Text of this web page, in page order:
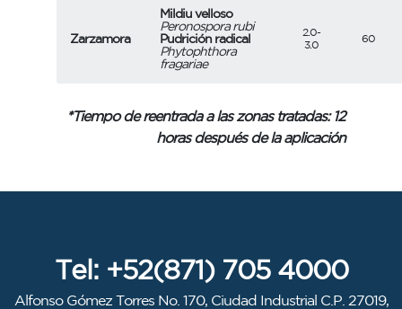
Zarzamora
Mildiu velloso
Peronospora rubi
Pudrición radical
Phytophthora
fragariae
2.0-
3.0
60
*Tiempo de reentrada a las zonas tratadas: 12
horas después de la aplicación
Tel: +52(871) 705 4000
Alfonso Gómez Torres No. 170, Ciudad Industrial C.P. 27019,